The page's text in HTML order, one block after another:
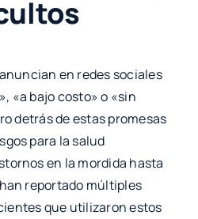
en redes sociales
«a bajo costo» o «sin
detrás de estas promesas
para la salud
en la mordida hasta
reportado múltiples
que utilizaron estos